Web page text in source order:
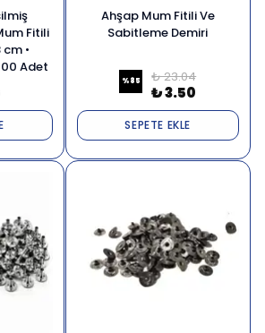
Fitili
•
Adet
Ahşap Mum Fitili Ve
Sabitleme Demiri
%85 ₺ 23.04
₺ 3.50
SEPETE EKLE